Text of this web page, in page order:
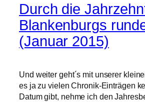
Durch die
Blankenburgs
(Januar 2015)
Und weiter geht´s mit unserer
es ja zu vielen Chronik-Einträgen
Datum gibt, nehme ich den